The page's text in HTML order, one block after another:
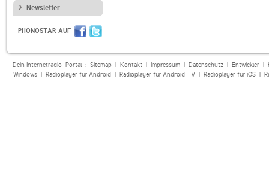
Newsletter
PHONOSTAR AUF
Dein Internetradio-Portal : Sitemap| Kontakt| Impressum| Datenschutz| Entwickler|
Windows| Radioplayer für Android| Radioplayer für Android TV| Radioplayer für iOS|